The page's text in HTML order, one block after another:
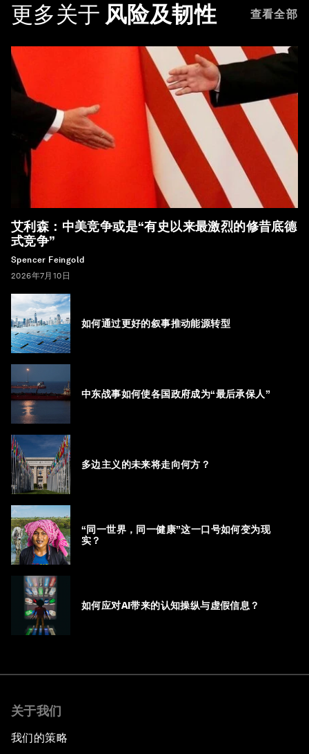
更多关于 风险及韧性 查看全部
艾利森：中美竞争或是“有史以来最激烈的修昔底德
式竞争”
Spencer Feingold
2026年7月10日
如何通过更好的叙事推动能源转型
中东战事如何使各国政府成为“最后承保人”
多边主义的未来将走向何方？
“同一世界，同一健康”这一口号如何变为现
实？
如何应对AI带来的认知操纵与虚假信息？
关于我们
我们的策略